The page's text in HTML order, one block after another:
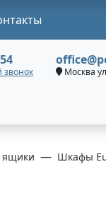
звонок Москва
Шкафы